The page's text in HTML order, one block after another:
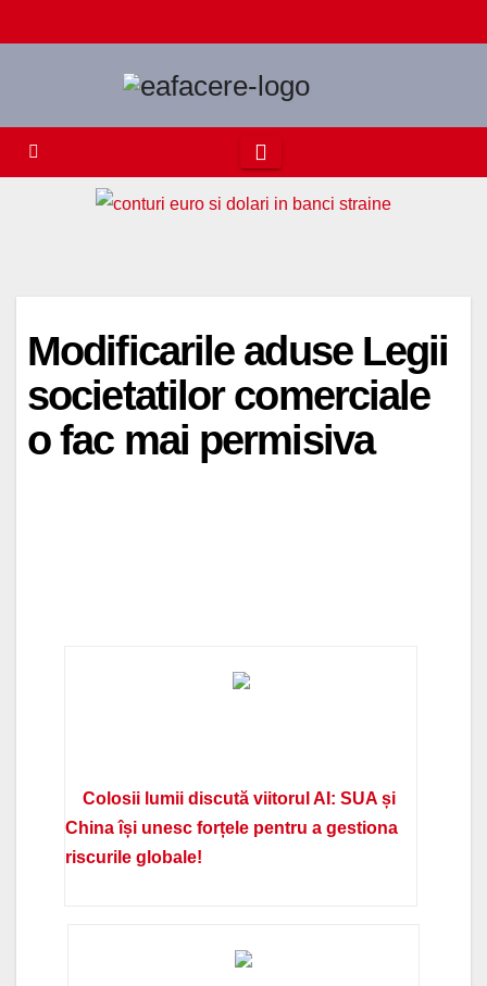
to
Modificarile aduse Legii
societatilor comerciale
o fac mai permisiva
Colosii lumii discută viitorul AI: SUA și
China își unesc forțele pentru a gestiona
riscurile globale!